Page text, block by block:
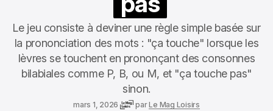
Le jeu consiste à deviner une règle simple basée sur
la prononciation des mots : "ça touche" lorsque les
lèvres se touchent en prononçant des consonnes
bilabiales comme P, B, ou M, et "ça touche pas"
sinon.
mars 1, 2026 parLe Mag Loisirs